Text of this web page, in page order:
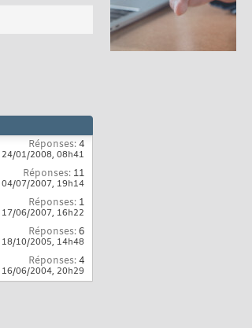
Réponses:4
24/01/2008, 08h41
Réponses: 11
04/07/2007, 19h14
Réponses: 1
17/06/2007, 16h22
Réponses:6
18/10/2005, 14h48
Réponses:4
16/06/2004, 20h29